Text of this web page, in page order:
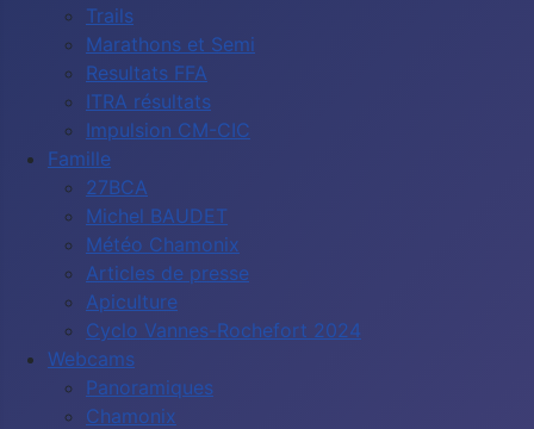
Trails
Marathons et Semi
Resultats FFA
ITRA résultats
Impulsion CM-CIC
Famille
27BCA
Michel BAUDET
Météo Chamonix
Articles de presse
Apiculture
Cyclo Vannes-Rochefort 2024
Webcams
Panoramiques
Chamonix